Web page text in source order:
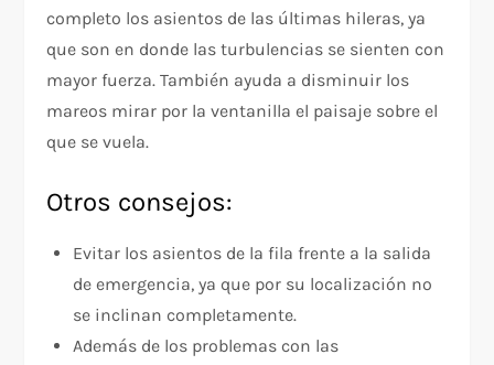
completo los asientos de las últimas hileras, ya
que son en donde las turbulencias se sienten con
mayor fuerza. También ayuda a disminuir los
mareos mirar por la ventanilla el paisaje sobre el
que se vuela.
Otros consejos:
Evitar los asientos de la fila frente a la salida
de emergencia, ya que por su localización no
se inclinan completamente.
Además de los problemas con las